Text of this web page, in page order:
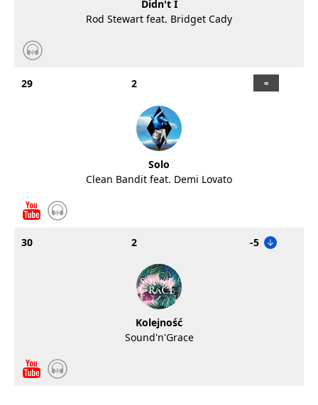
Didn't I
Rod Stewart feat. Bridget Cady
29 2
Solo
Clean Bandit feat. Demi Lovato
30 2 -5
Kolejność
Sound'n'Grace